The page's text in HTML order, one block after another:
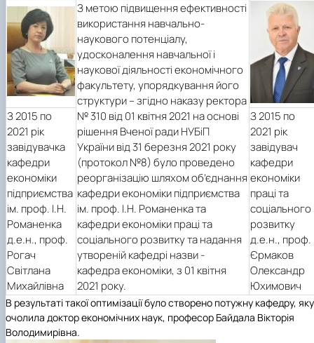
З метою підвищення ефективності
використання навчально-
наукового потенціалу,
удосконалення навчальної і
наукової діяльності економічного
факультету, упорядкування його
структури – згідно наказу ректора
№ 310 від 01 квітня 2021 на основі
рішення Вченої ради НУБіП
України від 31 березня 2021 року
(протокол №8) було проведено
реорганізацію шляхом об’єднання
кафедри економіки підприємства
ім. проф. І.Н. Романенка та
кафедри економіки праці та
соціального розвитку та надання
утвореній кафедрі назви -
кафедра економіки, з 01 квітня
2021 року.
З 2015 по
2021 рік
завідувачка
кафедри
економіки
підприємства
ім. проф. І.Н.
Романенка
д.е.н., проф.
Рогач
Світлана
Михайлівна
З 2015 по
2021 рік
завідувач
кафедри
економіки
праці та
соціального
розвитку
д.е.н., проф.
Єрмаков
Олександр
Юхимович
В результаті такої оптимізації було створено потужну кафедру, яку
очолила доктор економічних наук, професор Байдала Вікторія
Володимирівна.